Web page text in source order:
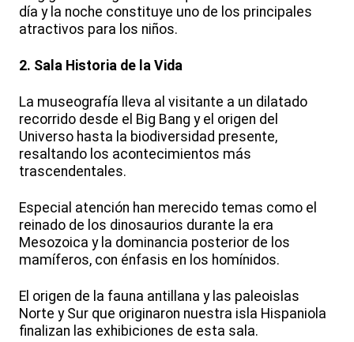
día y la noche constituye uno de los principales
atractivos para los niños.
2. Sala Historia de la Vida
La museografía lleva al visitante a un dilatado
recorrido desde el Big Bang y el origen del
Universo hasta la biodiversidad presente,
resaltando los acontecimientos más
trascendentales.
Especial atención han merecido temas como el
reinado de los dinosaurios durante la era
Mesozoica y la dominancia posterior de los
mamíferos, con énfasis en los homínidos.
El origen de la fauna antillana y las paleoislas
Norte y Sur que originaron nuestra isla Hispaniola
finalizan las exhibiciones de esta sala.